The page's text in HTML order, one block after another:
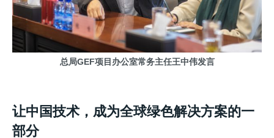
总局GEF项目办公室常务主任王中伟发言
让中国技术，成为全球绿色解决方案的一
部分